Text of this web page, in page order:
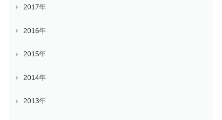
2017年
2016年
2015年
2014年
2013年